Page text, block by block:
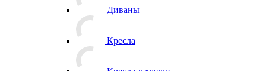
Диваны
Кресла